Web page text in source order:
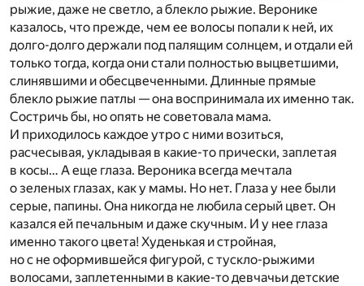
рыжие, даже не светло, а блекло рыжие. Веронике
казалось, что прежде, чем ее волосы попали к ней, их
долго-долго держали под палящим солнцем, и отдали ей
только тогда, когда они стали полностью выцветшими,
слинявшими и обесцвеченными. Длинные прямые
блекло рыжие патлы — она воспринимала их именно так.
Состричь бы, но опять не советовала мама.
И приходилось каждое утро с ними возиться,
расчесывая, укладывая в какие-то прически, заплетая
в косы… А еще глаза. Вероника всегда мечтала
о зеленых глазах, как у мамы. Но нет. Глаза у нее были
серые, папины. Она никогда не любила серый цвет. Он
казался ей печальным и даже скучным. И у нее глаза
именно такого цвета! Худенькая и стройная,
но с не оформившейся фигурой, с тускло-рыжими
волосами, заплетенными в какие-то девчачьи детские